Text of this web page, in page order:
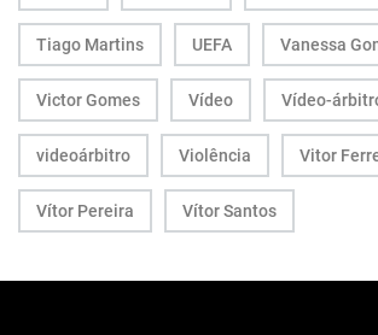
Tiago Martins UEFA Vanessa
Victor Gomes Vídeo Vídeo-
videoárbitro Violência Vitor
Vítor Pereira Vítor Santos